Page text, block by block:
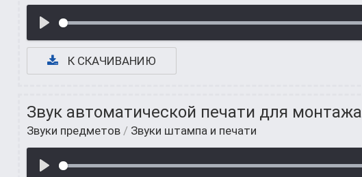
К СКАЧИВАНИЮ
Звук автоматической печати для монтажа
Звуки предметов / Звуки штампа и печати